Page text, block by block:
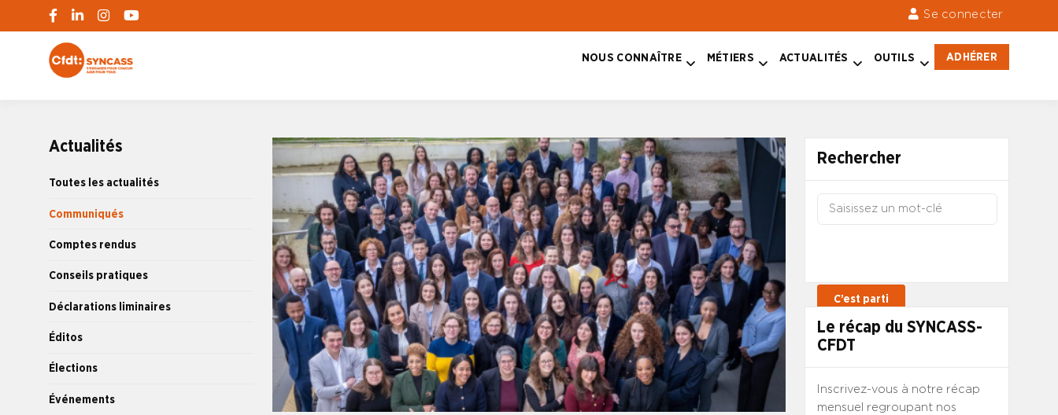
Se connecter
NOUS CONNAÎTRE MÉTIERS ACTUALITÉS OUTILS ADHÉRER
Actualités
Toutes les actualités
Communiqués
Comptes rendus
Conseils pratiques
Déclarations liminaires
Éditos
Élections
Événements
Rechercher
Le récap du SYNCASS-
CFDT
Inscrivez-vous à notre récap
mensuel regroupant nos